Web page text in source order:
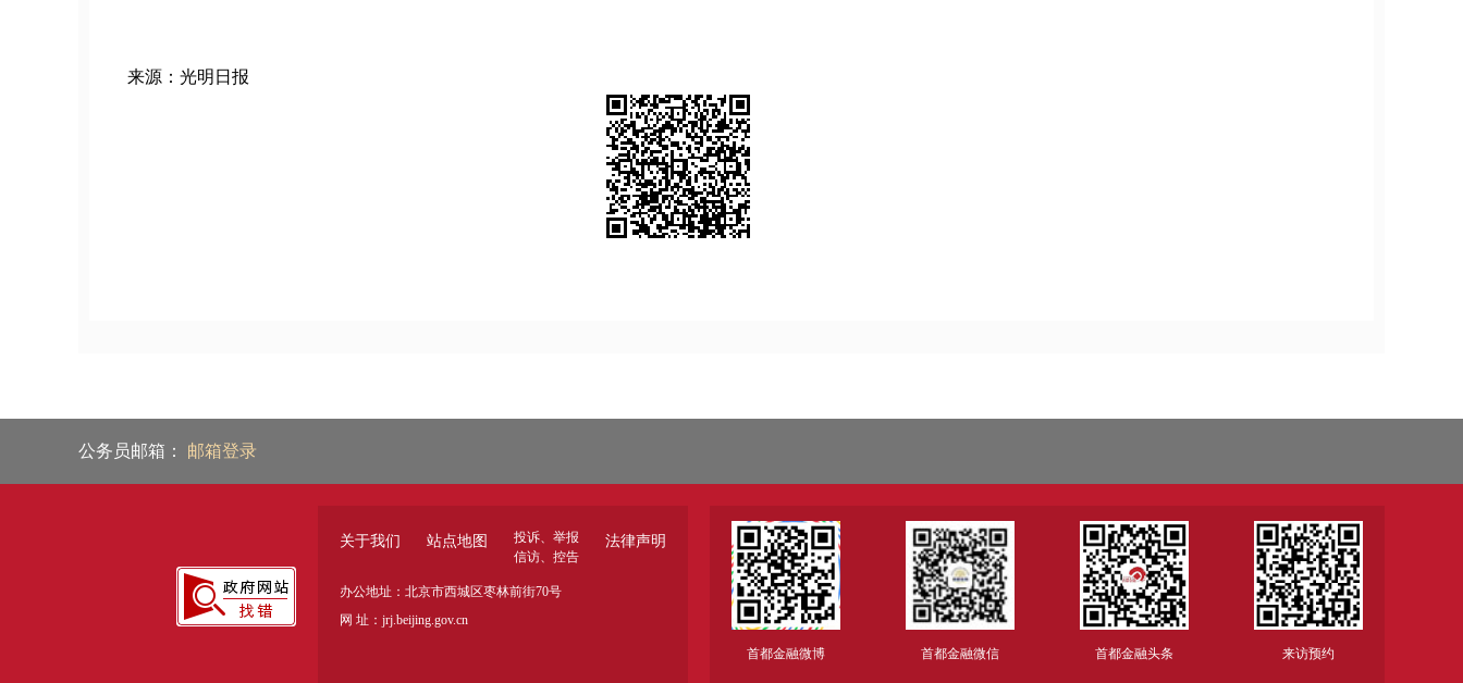
来源：光明日报
公务员邮箱： 邮箱登录
关于我们 站点地图
投诉、举报
信访、控告
法律声明
办公地址：北京市西城区枣林前街70号
网 址：jrj.beijing.gov.cn
首都金融微博 首都金融微信 首都金融头条 来访预约